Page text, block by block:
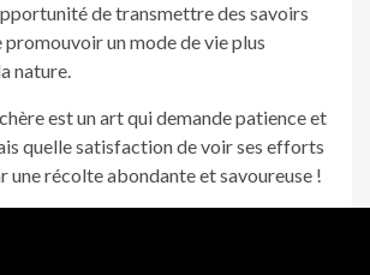
de transmettre des savoirs
un mode de vie plus
nature.
est un art qui demande patience et
quelle satisfaction de voir ses efforts
une récolte abondante et savoureuse !